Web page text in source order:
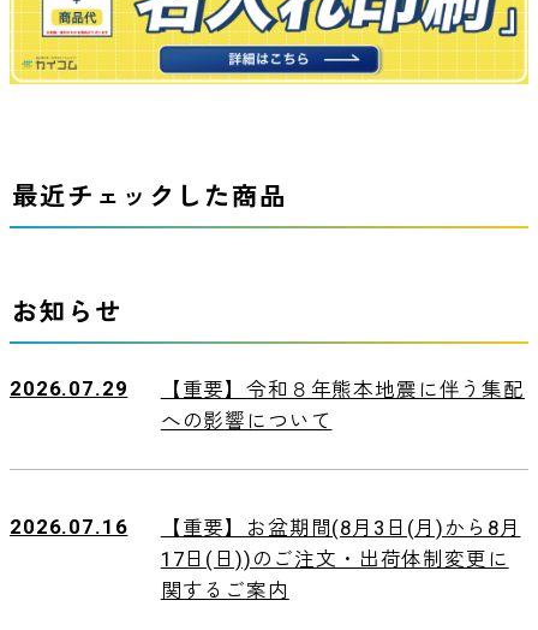
最近チェックした商品
お知らせ
2026.07.29
【重要】令和８年熊本地震に伴う集配
への影響について
2026.07.16
【重要】お盆期間(8月3日(月)から8月
17日(日))のご注文・出荷体制変更に
関するご案内